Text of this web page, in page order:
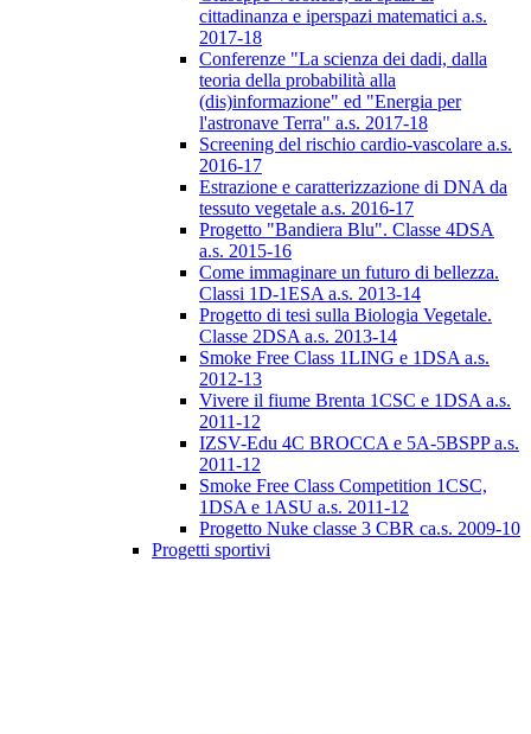
cittadinanza e iperspazi matematici a.s.
2017-18
Conferenze "La scienza dei dadi, dalla
teoria della probabilità alla
(dis)informazione" ed "Energia per
l'astronave Terra" a.s. 2017-18
Screening del rischio cardio-vascolare a.s.
2016-17
Estrazione e caratterizzazione di DNA da
tessuto vegetale a.s. 2016-17
Progetto "Bandiera Blu". Classe 4DSA
a.s. 2015-16
Come immaginare un futuro di bellezza.
Classi 1D-1ESA a.s. 2013-14
Progetto di tesi sulla Biologia Vegetale.
Classe 2DSA a.s. 2013-14
Smoke Free Class 1LING e 1DSA a.s.
2012-13
Vivere il fiume Brenta 1CSC e 1DSA a.s.
2011-12
IZSV-Edu 4C BROCCA e 5A-5BSPP a.s.
2011-12
Smoke Free Class Competition 1CSC,
1DSA e 1ASU a.s. 2011-12
Progetto Nuke classe 3 CBR ca.s. 2009-10
Progetti sportivi